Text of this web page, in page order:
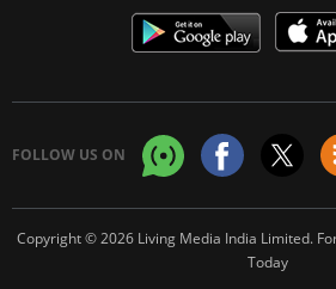
FOLLOW US ON
Copyright © 2026 Living Media India Limited.
Today